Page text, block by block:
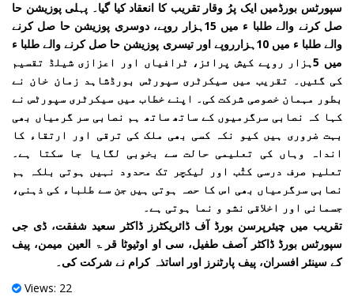
سپورٹس بورڈمیں ایک پرُ وقار تقریب کا انعقاد کیا گیا۔ پہلی پوزیشن حا
صل کرنے والے طلبا ء میں 15ہزار روپے، دوسری پوزیشن حا صل کرنے
والے طلبا ء میں 10ہزارروپے اور تیسری پوزیشن حا صل کرنے والے طلبا ء
میں 5ہزار روپے کیش پرائز، ٹرافیاں اور اعزازی شیلڈ تقسیم
کی گئیں۔ تقریب میں سیکرٹری سپورٹس بورڈشاہد زمان خان نے
بطور مہمان خصوصی شرکت کی۔ اپنے خطاب میں سیکرٹری سپورٹس نے
کہا کہ نصابی سرگرمیوں کے ساتھ ساتھ ہم نصابی سر گرمیاں بھی
بہت ضروری ہیں کیو نکہ کسی بھی ملک کی ترقی اور ارتقاء کا
انداہ وہاں کی تعلیمی حالت سے بخوبی لگایا جا سکتا ہے۔
تعلیم صرف درسی کتُب اور لیکچر تک محدود نہیں ہوتی بلکہ ہم
نصابی سرگرمیاں بھی اس کا حصہ ہوتی ہیں جن سے طلباء کی ذہنی،
جسمانی اور اخلاقی نشو و نما ہوتی ہے۔
تقریب میں چیئرپرسن بورڈ آف ڈائریکٹرز ڈاکٹر سعید شفقت، ڈی جی
سپورٹس بورڈ ڈاکٹر آصف طفیل، سی او اوٹیوٹا قر ۃ العین میمن، پیف
کے سینئر افسران، پیف پارٹنرز اور اساتذہ کرام نے شرکت کی۔
Views: 22